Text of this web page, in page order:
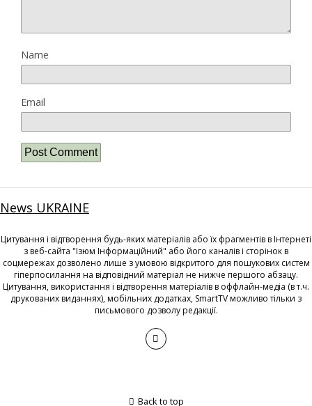
Name
Email
News UKRAINE
Цитування і відтворення будь-яких матеріалів або їх фрагментів в Інтернеті
з веб-сайта "Ізюм Інформаційний" або його каналів і сторінок в
соцмережах дозволено лише з умовою відкритого для пошукових систем
гіперпосилання на відповідний матеріал не нижче першого абзацу.
Цитування, використання і відтворення матеріалів в оффлайн-медіа (в т.ч.
друкованих виданнях), мобільних додатках, SmartTV можливо тільки з
письмового дозволу редакції.
Back to top